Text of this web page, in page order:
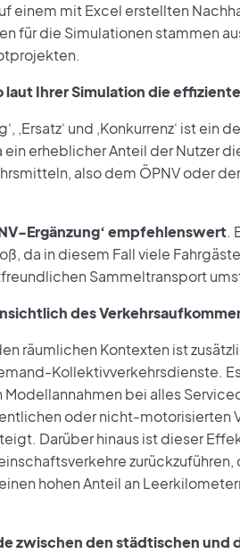
einem mit Excel erstellten
für die Simulationen stammen
Ihrer Simulation die
‚Ersatz‘ und ‚Konkurrenz‘ ist ein
erheblicher Anteil der Nutzer
also dem ÖPNV oder
Ergänzung‘ empfehlenswert.
da in diesem Fall viele
Sammeltransport
des
räumlichen Kontexten ist
Kollektivverkehrsdienste.
bei alles
oder nicht-motorisierten
Darüber hinaus ist dieser
zurückzuführen,
hohen Anteil an
zwischen den städtischen und